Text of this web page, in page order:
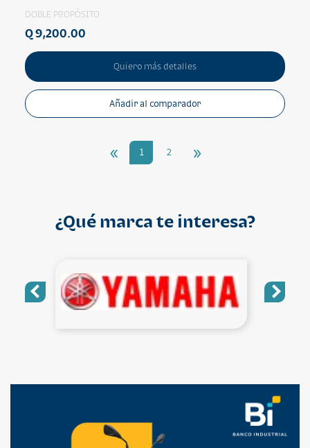
DOBLE PROPÓSITO
Q 9,200.00
Quiero más detalles
Añadir al comparador
« 1 2 »
¿Qué marca te interesa?